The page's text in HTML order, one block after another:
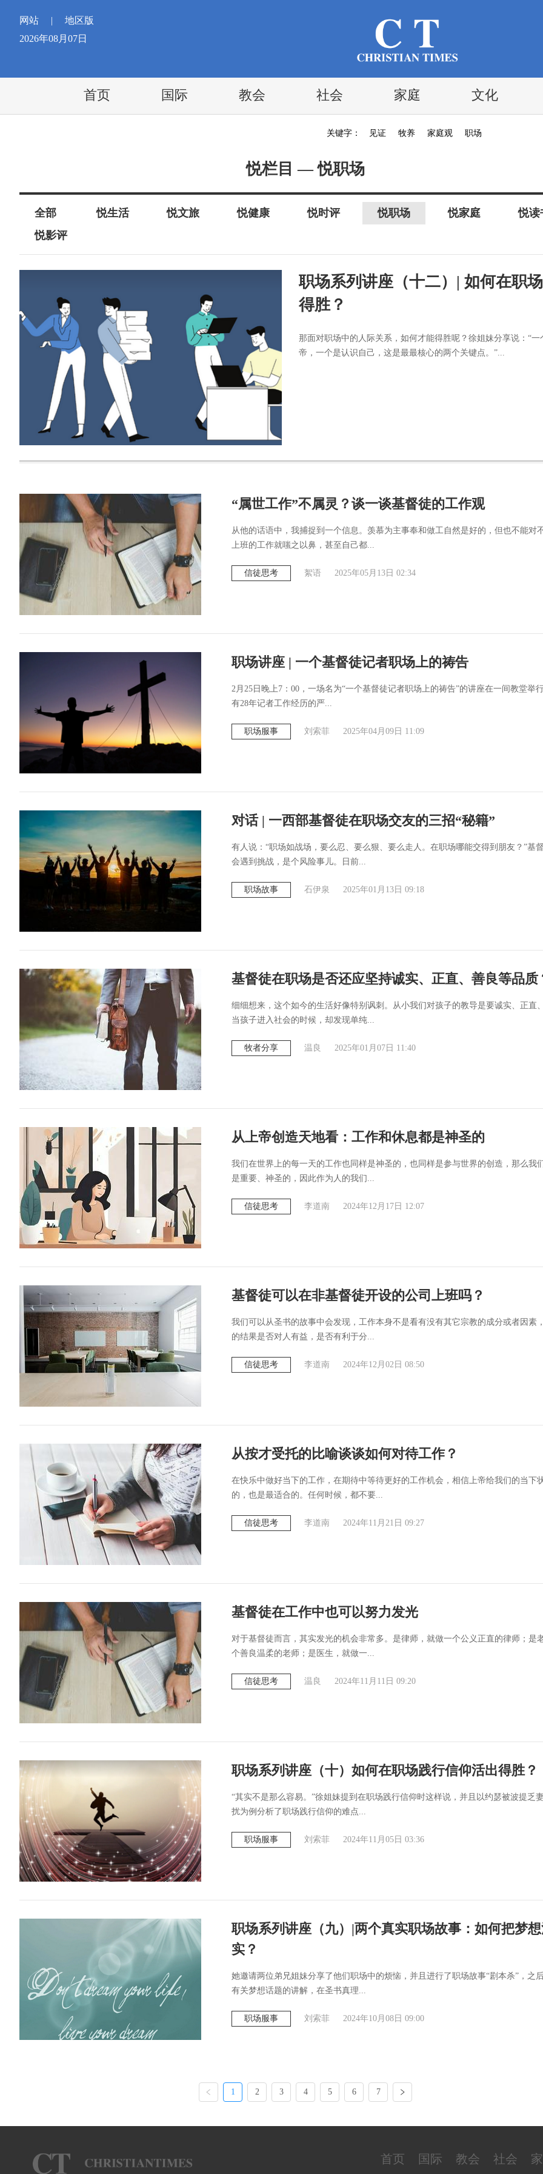
网站 |
地区版
2026年08月07日
首页 国际 教会 社会 家庭 文化
关键字： 见证 牧养 家庭观 职场
悦栏目 — 悦职场
全部 悦生活 悦文旅 悦健康 悦时评 悦职场 悦家庭
悦读
悦影评
职场系列讲座（十二）| 如何在职
得胜？
那面对职场中的人际关系，如何才能得胜呢？徐姐妹分享说：“一
帝，一个是认识自己，这是最最核心的两个关键点。”...
“属世工作”不属灵？谈一谈基督徒的工作观
从他的话语中，我捕捉到一个信息。羡慕为主事奉和做工自然是好的，但也不能对
上班的工作就嗤之以鼻，甚至自己都...
信徒思考 絮语 2025年05月13日 02:34
职场讲座 | 一个基督徒记者职场上的祷告
2月25日晚上7：00，一场名为“一个基督徒记者职场上的祷告”的讲座在一间教堂举
有28年记者工作经历的严...
职场服事 刘索菲 2025年04月09日 11:09
对话 | 一西部基督徒在职场交友的三招“秘籍”
有人说：“职场如战场，要么忍、要么狠、要么走人。在职场哪能交得到朋友？”基
会遇到挑战，是个风险事儿。日前...
职场故事 石伊泉 2025年01月13日 09:18
基督徒在职场是否还应坚持诚实、正直、善良等品质
细细想来，这个如今的生活好像特别讽刺。从小我们对孩子的教导是要诚实、正直
当孩子进入社会的时候，却发现单纯...
牧者分享 温良 2025年01月07日 11:40
从上帝创造天地看：工作和休息都是神圣的
我们在世界上的每一天的工作也同样是神圣的，也同样是参与世界的创造，那么我
是重要、神圣的，因此作为人的我们...
信徒思考 李道南 2024年12月17日 12:07
基督徒可以在非基督徒开设的公司上班吗？
我们可以从圣书的故事中会发现，工作本身不是看有没有其它宗教的成分或者因素
的结果是否对人有益，是否有利于分...
信徒思考 李道南 2024年12月02日 08:50
从按才受托的比喻谈谈如何对待工作？
在快乐中做好当下的工作，在期待中等待更好的工作机会，相信上帝给我们的当下
的，也是最适合的。任何时候，都不要...
信徒思考 李道南 2024年11月21日 09:27
基督徒在工作中也可以努力发光
对于基督徒而言，其实发光的机会非常多。是律师，就做一个公义正直的律师；是
个善良温柔的老师；是医生，就做一...
信徒思考 温良 2024年11月11日 09:20
职场系列讲座（十）如何在职场践行信仰活出得胜？
“其实不是那么容易。”徐姐妹提到在职场践行信仰时这样说，并且以约瑟被波提乏
扰为例分析了职场践行信仰的难点...
职场服事 刘索菲 2024年11月05日 03:36
职场系列讲座（九）|两个真实职场故事：如何把梦
实？
她邀请两位弟兄姐妹分享了他们职场中的烦恼，并且进行了职场故事“剧本杀”，之
有关梦想话题的讲解，在圣书真理...
职场服事 刘索菲 2024年10月08日 09:00
1 2 3 4 5 6 7
首页 国际 教会 社会